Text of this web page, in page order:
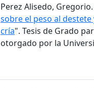
Perez Alisedo,
sobre el peso al
cría". Tesis de Grado
otorgado por la